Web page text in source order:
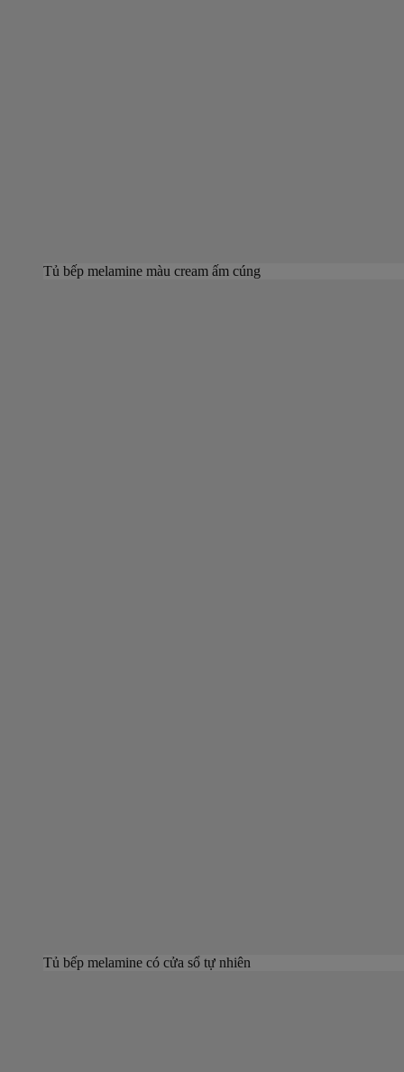
Tủ bếp melamine màu cream ấm cúng
Tủ bếp melamine có cửa sổ tự nhiên